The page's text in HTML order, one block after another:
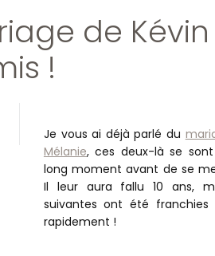
de
!
Je vous ai déjà parlé du
Mélanie, ces deux-là se
long moment avant de se
Il leur aura fallu 10 ans,
suivantes ont été franchies
rapidement !